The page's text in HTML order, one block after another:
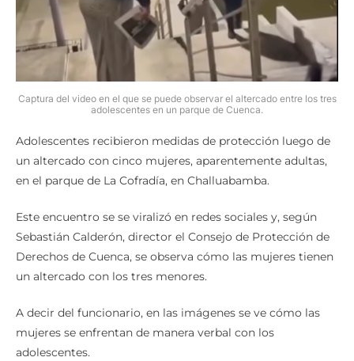
Captura del video en el que se puede observar el altercado entre los tres
adolescentes en un parque de Cuenca.
Adolescentes recibieron medidas de protección luego de
un altercado con cinco mujeres, aparentemente adultas,
en el parque de La Cofradía, en Challuabamba.
Este encuentro se se viralizó en redes sociales y, según
Sebastián Calderón, director el Consejo de Protección de
Derechos de Cuenca, se observa cómo las mujeres tienen
un altercado con los tres menores.
A decir del funcionario, en las imágenes se ve cómo las
mujeres se enfrentan de manera verbal con los
adolescentes.